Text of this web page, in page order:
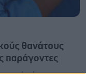
θανάτους
παράγοντες